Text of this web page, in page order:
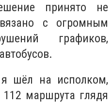
принято не
с огромным
графиков,
я шёл на исполком,
112 маршрута глядя